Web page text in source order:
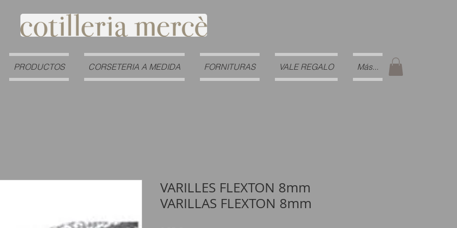
PRODUCTOS CORSETERIA A MEDIDA FORNITURAS VALE REGALO Más...
VARILLES FLEXTON 8mm
VARILLAS FLEXTON 8mm